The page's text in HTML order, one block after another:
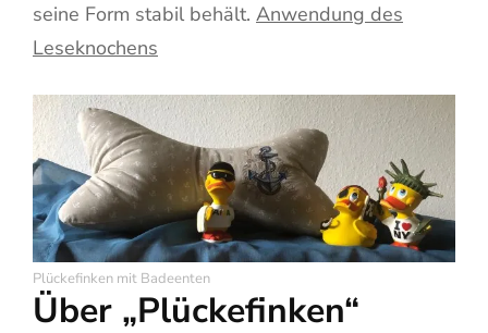
seine Form stabil behält. Anwendung des
Leseknochens
Plückefinken mit Badeenten
Über „Plückefinken“